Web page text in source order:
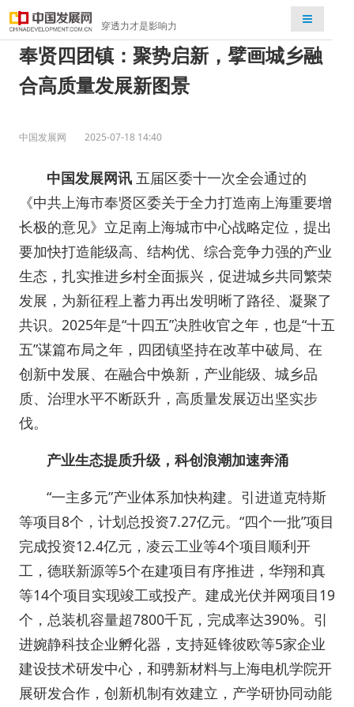
穿透力才是影响力
检索
奉贤四团镇：聚势启新，擘画城乡融
合高质量发展新图景
中国发展网 2025-07-18 14:40
中国发展网讯 五届区委十一次全会通过的
《中共上海市奉贤区委关于全力打造南上海重要增
长极的意见》立足南上海城市中心战略定位，提出
要加快打造能级高、结构优、综合竞争力强的产业
生态，扎实推进乡村全面振兴，促进城乡共同繁荣
发展，为新征程上蓄力再出发明晰了路径、凝聚了
共识。2025年是“十四五”决胜收官之年，也是“十五
五”谋篇布局之年，四团镇坚持在改革中破局、在
创新中发展、在融合中焕新，产业能级、城乡品
质、治理水平不断跃升，高质量发展迈出坚实步
伐。
产业生态提质升级，科创浪潮加速奔涌
“一主多元”产业体系加快构建。引进道克特斯
等项目8个，计划总投资7.27亿元。“四个一批”项目
完成投资12.4亿元，凌云工业等4个项目顺利开
工，德联新源等5个在建项目有序推进，华翔和真
等14个项目实现竣工或投产。建成光伏并网项目19
个，总装机容量超7800千瓦，完成率达390%。引
进婉静科技企业孵化器，支持延锋彼欧等5家企业
建设技术研发中心，和骋新材料与上海电机学院开
展研发合作，创新机制有效建立，产学研协同动能